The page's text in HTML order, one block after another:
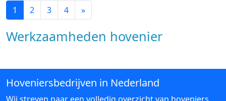
1 2 3 4 »
Werkzaamheden hovenier
Hoveniersbedrijven in Nederland